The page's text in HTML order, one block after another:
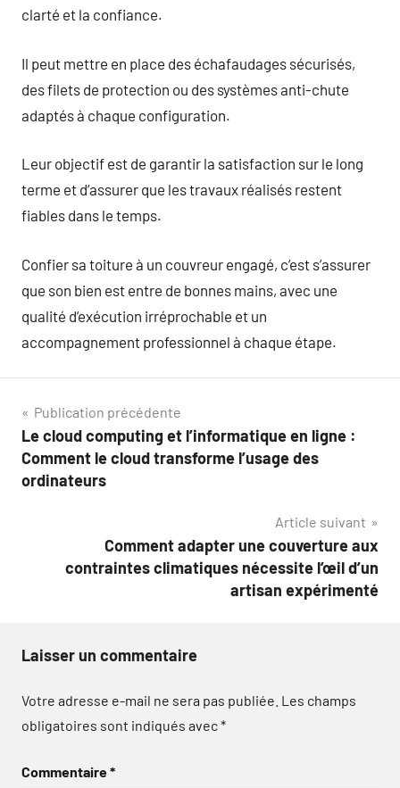
clarté et la confiance.
Il peut mettre en place des échafaudages sécurisés,
des filets de protection ou des systèmes anti-chute
adaptés à chaque configuration.
Leur objectif est de garantir la satisfaction sur le long
terme et d’assurer que les travaux réalisés restent
fiables dans le temps.
Confier sa toiture à un couvreur engagé, c’est s’assurer
que son bien est entre de bonnes mains, avec une
qualité d’exécution irréprochable et un
accompagnement professionnel à chaque étape.
Navigation
de
l’article
Publication précédente
Le cloud computing et l’informatique en ligne :
Comment le cloud transforme l’usage des
ordinateurs
Article suivant
Comment adapter une couverture aux
contraintes climatiques nécessite l’œil d’un
artisan expérimenté
Laisser un commentaire
Votre adresse e-mail ne sera pas publiée. Les champs
obligatoires sont indiqués avec*
Commentaire*